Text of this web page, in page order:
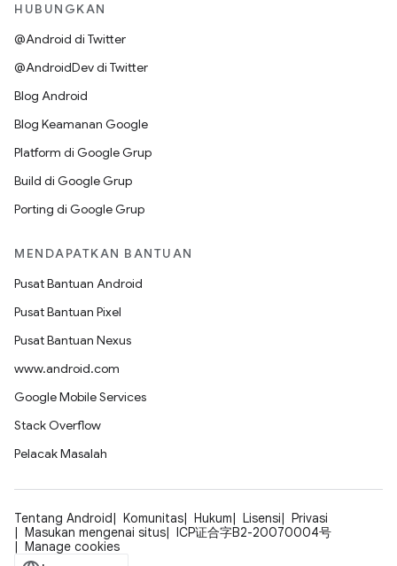
HUBUNGKAN
@Android di Twitter
@AndroidDev di Twitter
Blog Android
Blog Keamanan Google
Platform di Google Grup
Build di Google Grup
Porting di Google Grup
MENDAPATKAN BANTUAN
Pusat Bantuan Android
Pusat Bantuan Pixel
Pusat Bantuan Nexus
www.android.com
Google Mobile Services
Stack Overflow
Pelacak Masalah
Tentang Android Komunitas Hukum Lisensi
Privasi
Masukan mengenai situs
ICP证合字B2-20070004号
Manage cookies